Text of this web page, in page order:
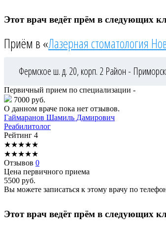
Этот врач ведёт прём в следующих
Приём в «Лазерная стоматология
Фермское ш. д. 20, корп. 2 Район -
Первичный прием по специализации -
7000 руб.
О данном враче пока нет отзывов.
Гаймаранов Шамиль Дамирович
Реабилитолог
Рейтинг 4
★★★★★
★★★★★
Отзывов 0
Цена первичного приема
5500 руб.
Вы можете записаться к этому врачу по
Этот врач ведёт прём в следующих